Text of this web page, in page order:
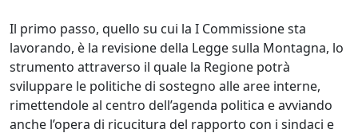
Il primo passo, quello su cui la I Commissione sta
lavorando, è la revisione della Legge sulla Montagna, lo
strumento attraverso il quale la Regione potrà
sviluppare le politiche di sostegno alle aree interne,
rimettendole al centro dell’agenda politica e avviando
anche l’opera di ricucitura del rapporto con i sindaci e